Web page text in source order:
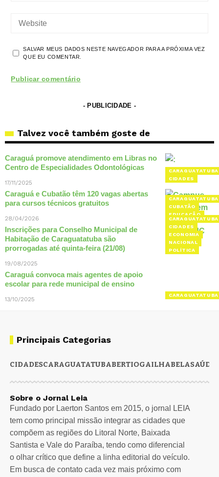
SALVAR MEUS DADOS NESTE NAVEGADOR PARA A PRÓXIMA VEZ
QUE EU COMENTAR.
- PUBLICIDADE -
Talvez você também goste de
CARAGUATATUBA
CIDADES
Caraguá promove atendimento em Libras no
Centro de Especialidades Odontológicas
17/11/2025
CARAGUATATUBA
CUBATÃO
EDUCAÇÃO
Caraguá e Cubatão têm 120 vagas abertas
para cursos técnicos gratuitos
28/04/2026
CARAGUATATUBA
CIDADES
ECONOMIA
NACIONAL
POLÍTICA
Inscrições para Conselho Municipal de
Habitação de Caraguatatuba são
prorrogadas até quinta-feira (21/08)
19/08/2025
CARAGUATATUBA
Caraguá convoca mais agentes de apoio
escolar para rede municipal de ensino
13/10/2025
Principais Categorias
CIDADESCARAGUATATUBABERTIOGAILHABELASAÚDE
Sobre o Jornal Leia
Fundado por Laerton Santos em 2015, o jornal LEIA
tem como principal missão integrar as cidades que
compõem as regiões do Litoral Norte, Baixada
Santista e Vale do Paraíba, tendo como diferencial
o olhar crítico que define a linha editorial do veículo.
Em busca de contato cada vez mais próximo com